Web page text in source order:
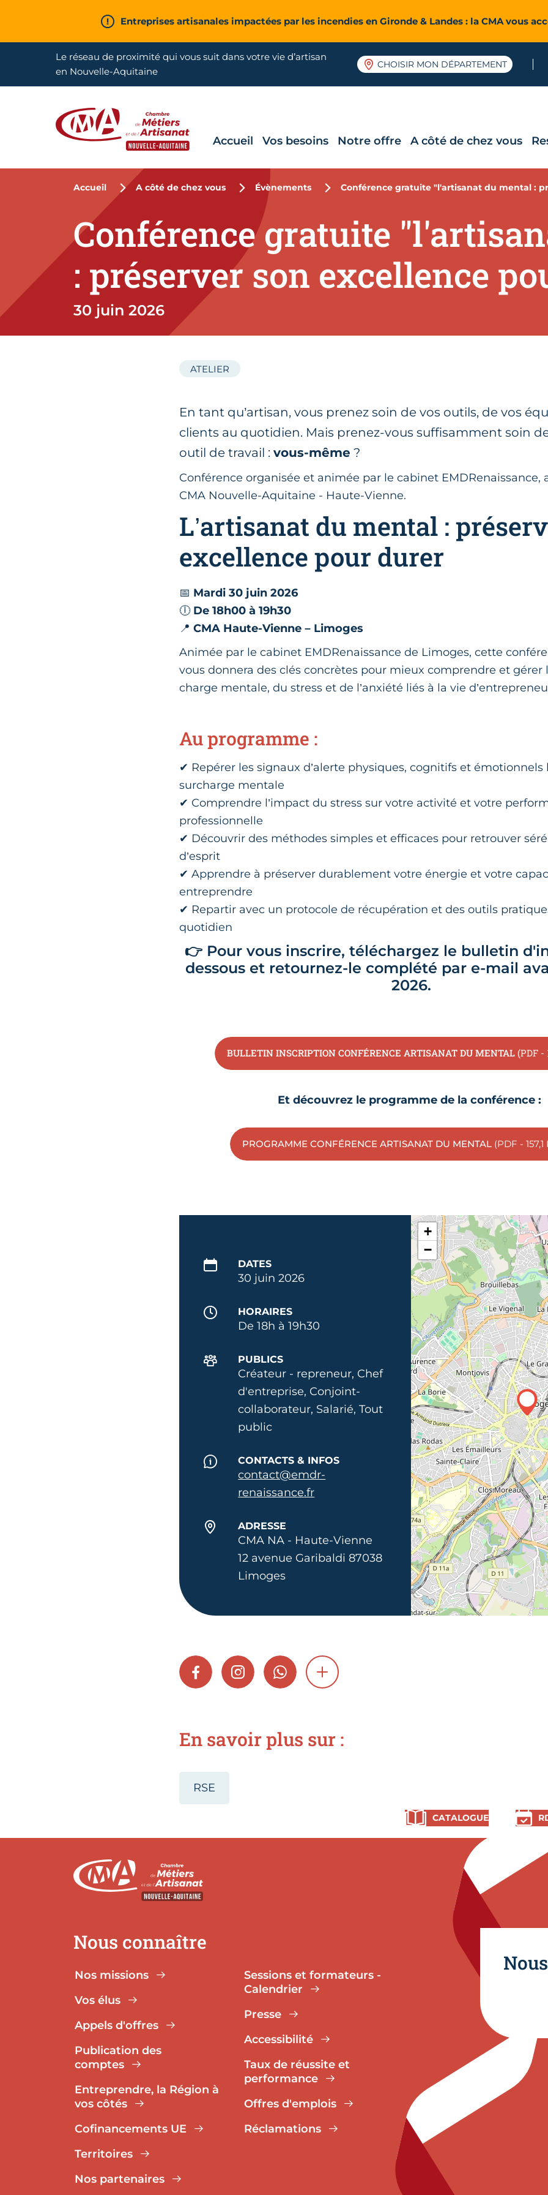
Entreprises artisanales impactées par les incendies en Gironde & Landes : la CMA vous
Le réseau de proximité qui vous suit dans votre vie d’artisan
en Nouvelle-Aquitaine
CHOISIR MON DÉPARTEMENT
Accueil Vos besoins Notre offre A côté de chez vous
Accueil A côté de chez vous Évènements Conférence gratuite "l'artisanat du mental :
Conférence gratuite
: préserver son excellence
30 juin 2026
ATELIER
En tant qu’artisan, vous prenez soin de vos outils, de vos
clients au quotidien. Mais prenez-vous suffisamment soin
outil de travail :vous-même ?
Conférence organisée et animée par le cabinet EMDRenaissance,
CMA Nouvelle-Aquitaine - Haute-Vienne.
L’artisanat du mental :
excellence pour durer
📅 Mardi 30 juin 2026
🕕 De 18h00 à 19h30
📍CMA Haute-Vienne – Limoges
Animée par le cabinet EMDRenaissance de Limoges, cette
vous donnera des clés concrètes pour mieux comprendre et gérer
charge mentale, du stress et de l’anxiété liés à la vie
Au programme :
✔ Repérer les signaux d’alerte physiques, cognitifs et émotionnels
surcharge mentale
✔ Comprendre l’impact du stress sur votre activité et votre
professionnelle
✔ Découvrir des méthodes simples et efficaces pour retrouver
d’esprit
✔ Apprendre à préserver durablement votre énergie et votre
entreprendre
✔ Repartir avec un protocole de récupération et des outils
quotidien
👉 Pour vous inscrire, téléchargez le bulletin
dessous et retournez-le complété par e-mail
2026.
BULLETIN INSCRIPTION CONFÉRENCE ARTISANAT DU MENTAL(PDF -
Et découvrez le programme de la conférence :
PROGRAMME CONFÉRENCE ARTISANAT DU MENTAL(PDF -
DATES
30 juin 2026
HORAIRES
De 18h à 19h30
PUBLICS
Créateur - repreneur, Chef
d'entreprise, Conjoint-
collaborateur, Salarié, Tout
public
CONTACTS & INFOS
contact@emdr-
renaissance.fr
ADRESSE
CMA NA - Haute-Vienne
12 avenue Garibaldi 87038
Limoges
+
−
FACEBOOKINSTAGRAMWHATSAPPSHOW MORE
En savoir plus sur :
RSE
CATALOGUE
Nous connaître
Nos missions
Vos élus
Appels d'offres
Publication des
comptes
Entreprendre, la Région à
vos côtés
Cofinancements UE
Territoires
Nos partenaires
Sessions et formateurs -
Calendrier
Presse
Accessibilité
Taux de réussite et
performance
Offres d'emplois
Réclamations